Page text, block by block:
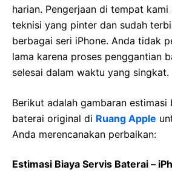
harian. Pengerjaan di tempat
teknisi yang pinter dan sudah
berbagai seri iPhone. Anda tidak
lama karena proses penggantian
selesai dalam waktu yang singkat.
Berikut adalah gambaran
baterai original di Ruang Apple
Anda merencanakan perbaikan:
Estimasi Biaya Servis Baterai –